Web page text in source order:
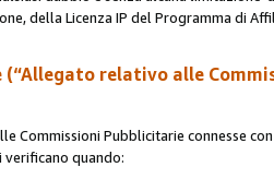
della Licenza IP del Programma di
relativo alle
Commissioni Pubblicitarie connesse
quando: